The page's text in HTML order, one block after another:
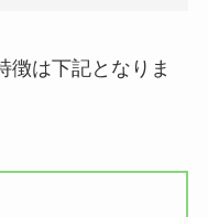
徴は下記となりま